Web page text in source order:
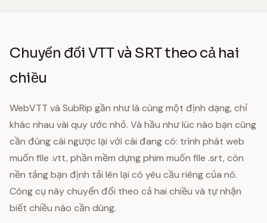
Chuyển đổi VTT và SRT theo cả hai
chiều
WebVTT và SubRip gần như là cùng một định dạng, chỉ
khác nhau vài quy ước nhỏ. Và hầu như lúc nào bạn cũng
cần đúng cái ngược lại với cái đang có: trình phát web
muốn file .vtt, phần mềm dựng phim muốn file .srt, còn
nền tảng bạn định tải lên lại có yêu cầu riêng của nó.
Công cụ này chuyển đổi theo cả hai chiều và tự nhận
biết chiều nào cần dùng.